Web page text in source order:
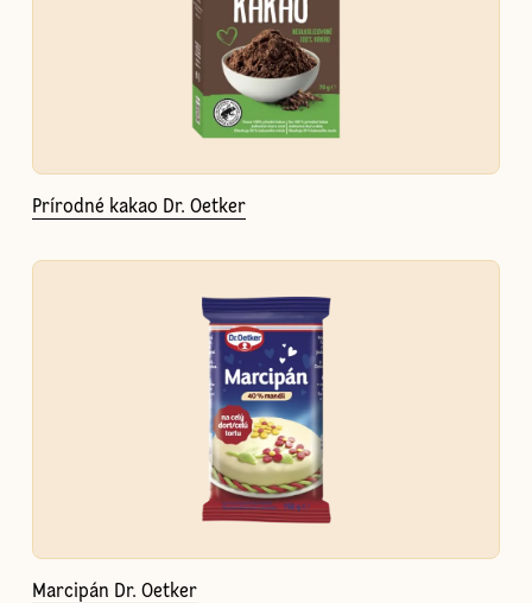
Prírodné kakao Dr. Oetker
Marcipán Dr. Oetker